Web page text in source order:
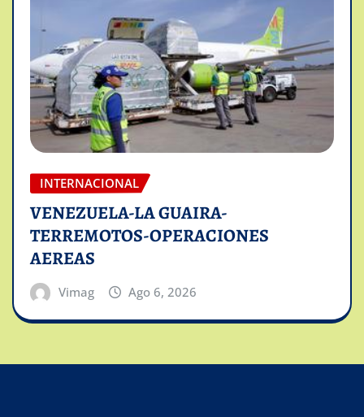
INTERNACIONAL
VENEZUELA-LA GUAIRA-
TERREMOTOS-OPERACIONES
AEREAS
Vimag Ago 6, 2026